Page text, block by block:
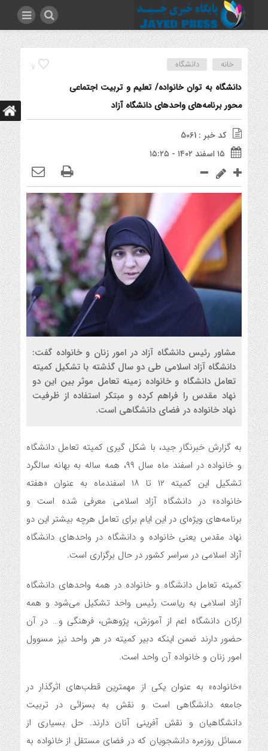
7 خانه دانشگاه
دانشگاه به توان خانواده/ تعلیم و تربیت اجتماعی
محور برنامه‌های واحدهای دانشگاه آزاد
کد خبر : 5061
۱۵ اسفند ۱۴۰۲ - ۱۵:۲۵
مشاور رئیس دانشگاه آزاد در امور زنان و خانواده گفت:
دانشگاه آزاد اسلامی طی دو سال گذشته با تشکیل کمیته
تعامل دانشگاه و خانواده زمینه تعامل موثر بین این دو
نهاد مقدس را فراهم کرده و مبتکر استفاده از ظرفیت
نهاد خانواده در فضای دانشگاهی است.
به گزارش خبرنگار جید، با شکل گیری کمیته تعامل دانشگاه
و خانواده در اسفند ماه سال ۹۹، همه ساله به بهانه سالگرد
تشکیل این کمیته ۱۲ تا ۱۸ اسفندماه به عنوان «هفته
خانواده» در دانشگاه آزاد اسلامی معرفی شده است و
برنامه‌های ویژه‌ای در این ایام برای تعامل هرچه بیشتر این دو
نهاد مقدس یعنی خانواده و دانشگاه در واحدهای دانشگاه
آزاد اسلامی در سراسر کشور در حال برگزاری است.
کمیته تعامل دانشگاه و خانواده در همه واحدهای دانشگاه
آزاد اسلامی به ریاست رئیس واحد تشکیل می‌شود و همه
ارکان دانشگاه اعم از آموزش، پژوهش، فرهنگی و… در آن
حضور دارند ضمن اینکه دبیر کمیته در هر واحد نیز مسوول
امور زنان و خانواده آن واحد است.
«خانواده» به عنوان یکی از مهمترین قطب‌های اثرگذار در
جامعه دانشگاهی است و نقش به بسزائی در تربیت
دانشگاهیان و نقش آفرینی آنان دارند. حل بسیاری از
مسائل روزمره دانشجویان که در فضای مستقل از خانواده به